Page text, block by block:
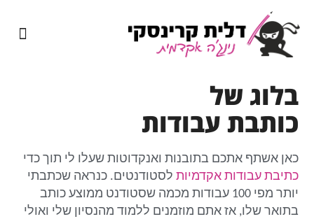
בלוג של
כותבת עבודות
כאן אשתף אתכם בתובנות ואנקדוטות שעלו לי תוך כדי
כתיבת עבודות אקדמיות לסטודנטים. כנראה שכתבתי
יותר מפי 100 עבודות מכמה שסטודנט ממוצע כותב
בתואר שלו, אז אתם מוזמנים ללמוד מהנסיון שלי ואולי